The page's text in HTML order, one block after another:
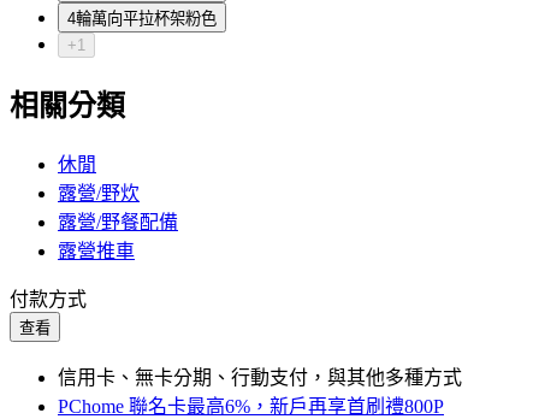
4輪萬向平拉杯架粉色
+1
相關分類
休閒
露營/野炊
露營/野餐配備
露營推車
付款方式
查看
信用卡、無卡分期、行動支付，與其他多種方式
PChome 聯名卡最高6%，新戶再享首刷禮800P